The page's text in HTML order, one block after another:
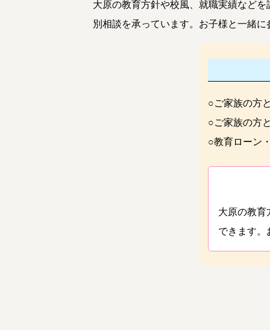
大原の教育方針や校風、就職実績など
別相談を承っています。お子様と一緒
○ご家族の方
○ご家族の方
○教育ローン
大原の教育
できます。